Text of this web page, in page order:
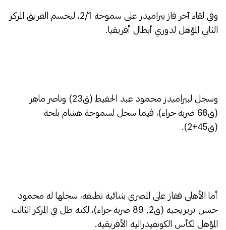
وفي لقاء آخر فاز بيراميدز على سموحة 2/1، ليحسم الفريق المركز
الثاني المؤهل لدوري أبطال أفريقيا.
وسجل لبيراميدز محمود عبد الحفيظ (ق23) وناصر ماهر
(ق68 ضربة جزاء)، فيما سجل لسموحة هشام بلحة
(ق45+2).
أما الأهلي ففاز على المصري بثنائية نظيفة، سجلها له محمود
حسن تريزيجيه (ق2, 89 ضربة جزاء)، لكنه ظل في المركز الثالث
المؤهل لكأس الكونفيدرالية الأفريقية.